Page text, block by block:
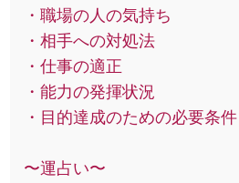
・職場の人の気持ち
・相手への対処法
・仕事の適正
・能力の発揮状況
・目的達成のための必要条件
〜運占い〜